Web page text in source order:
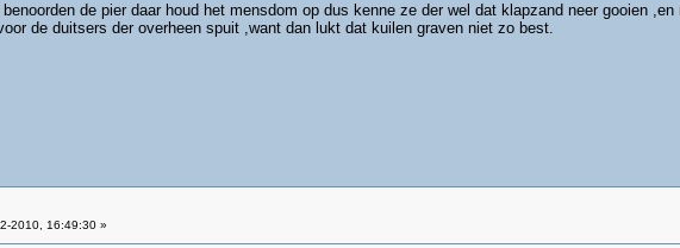
de pier daar houd het mensdom op dus kenne ze der wel dat klapzand neer gooien
de duitsers der overheen spuit ,want dan lukt dat kuilen graven niet zo best.
2010, 16:49:30 »